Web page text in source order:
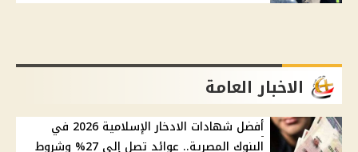
الاخبار العامة
أفضل شهادات الادخار الإسلامية 2026 في
البنوك المصرية.. عوائد تصل إلى 27% وشروط